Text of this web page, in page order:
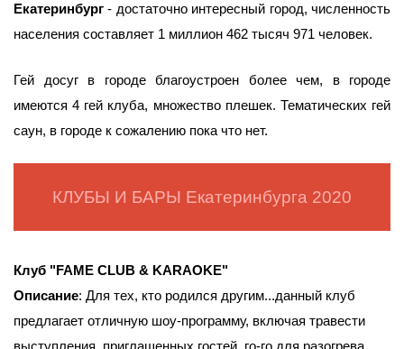
Екатеринбург - достаточно интересный город, численность
населения составляет 1 миллион 462 тысяч 971 человек.
Гей досуг в городе благоустроен более чем, в городе
имеются 4 гей клуба, множество плешек. Тематических гей
саун, в городе к сожалению пока что нет.
КЛУБЫ И БАРЫ Екатеринбурга 2020
Клуб "FAME CLUB & KARAOKE"
Описание: Для тех, кто родился другим...данный клуб
предлагает отличную шоу-программу, включая травести